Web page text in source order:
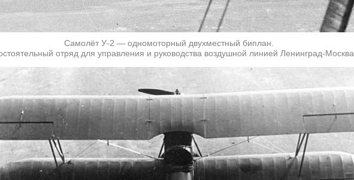
Самолёт У-2 — одномоторный двухместный биплан.
отряд для управления и руководства воздушной линией Ленинград-Москва.